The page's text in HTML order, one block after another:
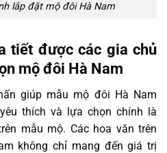
lắp đặt mộ đôi Hà Nam
tiết được các gia chủ
mộ đôi Hà Nam
giúp mẫu mộ đôi Hà Nam
thích và lựa chọn chính là
mẫu mộ. Các hoa văn trên
không chỉ mang đến giá trị